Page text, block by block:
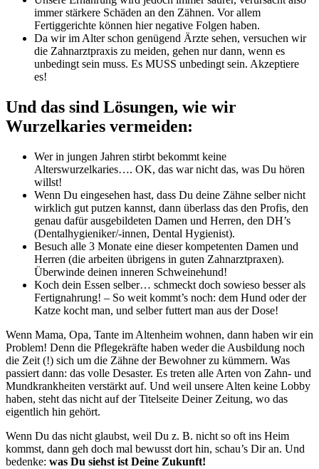
immer stärkere Schäden an den Zähnen. Vor allem
Fertiggerichte können hier negative Folgen haben.
Da wir im Alter schon genügend Ärzte sehen, versuchen wir
die Zahnarztpraxis zu meiden, gehen nur dann, wenn es
unbedingt sein muss. Es MUSS unbedingt sein. Akzeptiere
es!
Und das sind Lösungen, wie wir
Wurzelkaries vermeiden:
Wer in jungen Jahren stirbt bekommt keine
Alterswurzelkaries…. OK, das war nicht das, was Du hören
willst!
Wenn Du eingesehen hast, dass Du deine Zähne selber nicht
wirklich gut putzen kannst, dann überlass das den Profis, den
genau dafür ausgebildeten Damen und Herren, den DH’s
(Dentalhygieniker/-innen, Dental Hygienist).
Besuch alle 3 Monate eine dieser kompetenten Damen und
Herren (die arbeiten übrigens in guten Zahnarztpraxen).
Überwinde deinen inneren Schweinehund!
Koch dein Essen selber… schmeckt doch sowieso besser als
Fertignahrung! – So weit kommt’s noch: dem Hund oder der
Katze kocht man, und selber futtert man aus der Dose!
Wenn Mama, Opa, Tante im Altenheim wohnen, dann haben wir ein
Problem! Denn die Pflegekräfte haben weder die Ausbildung noch
die Zeit (!) sich um die Zähne der Bewohner zu kümmern. Was
passiert dann: das volle Desaster. Es treten alle Arten von Zahn- und
Mundkrankheiten verstärkt auf. Und weil unsere Alten keine Lobby
haben, steht das nicht auf der Titelseite Deiner Zeitung, wo das
eigentlich hin gehört.
Wenn Du das nicht glaubst, weil Du z. B. nicht so oft ins Heim
kommst, dann geh doch mal bewusst dort hin, schau’s Dir an. Und
bedenke: was Du siehst ist Deine Zukunft!